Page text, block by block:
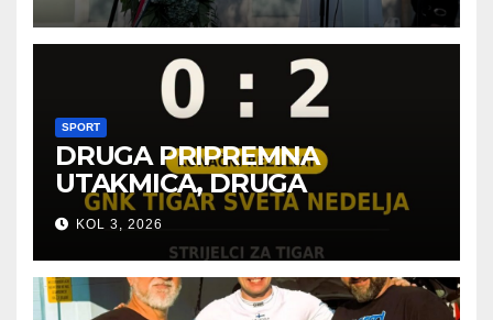
SPORT
DRUGA PRIPREMNA
UTAKMICA, DRUGA
POBJEDA ZA TIGROVE
KOL 3, 2026